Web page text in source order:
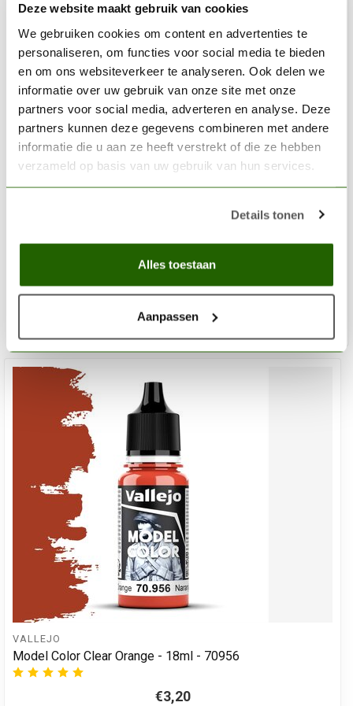
Deze website maakt gebruik van cookies
We gebruiken cookies om content en advertenties te
personaliseren, om functies voor social media te bieden
en om ons websiteverkeer te analyseren. Ook delen we
informatie over uw gebruik van onze site met onze
partners voor social media, adverteren en analyse. Deze
partners kunnen deze gegevens combineren met andere
informatie die u aan ze heeft verstrekt of die ze hebben
verzameld op basis van uw gebruik van hun services.
Details tonen
Alles toestaan
Aanpassen
Model Air A-21 Light Greyish Brown - 17ml - 71415
€3,20
Op voorraad
VALLEJO
Model Color Clear Orange - 18ml - 70956
€3,20